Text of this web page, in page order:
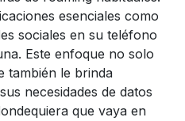
esenciales como
sociales en su teléfono
Este enfoque no solo
también le brinda
necesidades de datos
que vaya en